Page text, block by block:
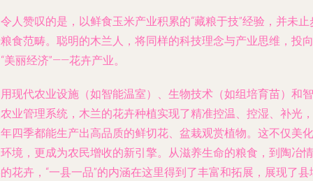
人赞叹的是，以鲜食玉米产业积累的“藏粮于技”经验，并未止
食范畴。聪明的木兰人，将同样的科技理念与产业思维，投向
美丽经济”——花卉产业。
现代农业设施（如智能温室）、生物技术（如组培育苗）和智
业管理系统，木兰的花卉种植实现了精准控温、控湿、补光，
四季都能生产出高品质的鲜切花、盆栽观赏植物。这不仅美化
境，更成为农民增收的新引擎。从滋养生命的粮食，到陶冶情
花卉，“一县一品”的内涵在这里得到了丰富和拓展，展现了县